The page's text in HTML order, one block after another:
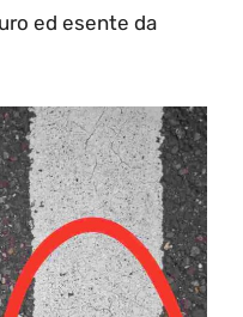
ed esente da